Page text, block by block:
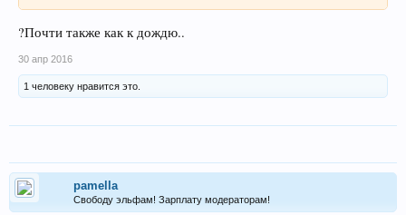
?Почти также как к дождю..
30 апр 2016
1 человеку нравится это.
pamella
Свободу эльфам! Зарплату модераторам!